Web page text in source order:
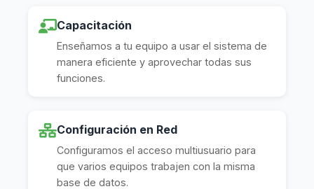
Capacitación
Enseñamos a tu equipo a usar el sistema de
manera eficiente y aprovechar todas sus
funciones.
Configuración en Red
Configuramos el acceso multiusuario para
que varios equipos trabajen con la misma
base de datos.